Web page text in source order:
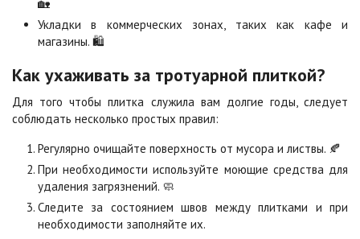
Стоун
Черная
Шафран
1 040 ₽ /м
1 040 ₽/м
🏡
Укладки в коммерческих зонах, таких как кафе и
магазины. 🛍️
Как ухаживать за тротуарной плиткой?
Для того чтобы плитка служила вам долгие годы, следует
соблюдать несколько простых правил:
Регулярно очищайте поверхность от мусора и листвы. 🍂
При необходимости используйте моющие средства для
удаления загрязнений. 🧼
Следите за состоянием швов между плитками и при
необходимости заполняйте их.